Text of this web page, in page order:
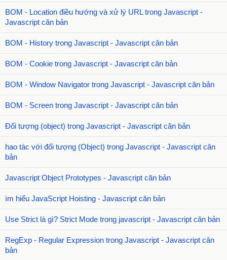
BOM - Location điều hướng và xử lý URL trong Javascript -
Javascript căn bản
BOM - History trong Javascript - Javascript căn bản
BOM - Cookie trong Javascript - Javascript căn bản
BOM - Window Navigator trong Javascript - Javascript căn bản
BOM - Screen trong Javascript - Javascript căn bản
Đối tượng (object) trong Javascript - Javascript căn bản
hao tác với đối tượng (Object) trong Javascript - Javascript căn
bản
Javascript Object Prototypes - Javascript căn bản
ìm hiểu JavaScript Hoisting - Javascript căn bản
Use Strict là gì? Strict Mode trong javascript - Javascript căn bản
RegExp - Regular Expression trong Javascript - Javascript căn
bản